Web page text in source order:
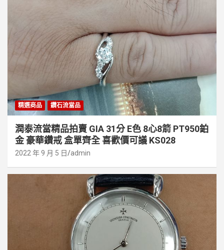
精選商品 鑽石流當品
潤泰流當精品拍賣 GIA 31分 E色 8心8箭 PT950鉑
金 豪華鑽戒 盒單齊全 喜歡價可議 KS028
2022 年 9 月 5 日 admin